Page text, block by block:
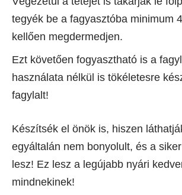
tegyék be a fagyasztóba minimum
kellően megdermedjen.
Ezt követően fogyasztható is a
használata nélkül is tökéletesre
fagylalt!
Készítsék el önök is, hiszen
egyáltalán nem bonyolult, és a
lesz! Ez lesz a legújabb nyári
mindnekinek!